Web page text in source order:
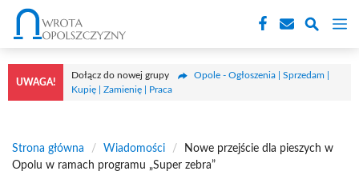
Przejdź
treści
UWAGA!
Dołącz do nowej grupy
Opole - Ogłoszenia | Sprzedam |
Kupię | Zamienię | Praca
Strona główna / Wiadomości /
Nowe przejście dla pieszych w
Opolu w ramach programu „Super zebra”